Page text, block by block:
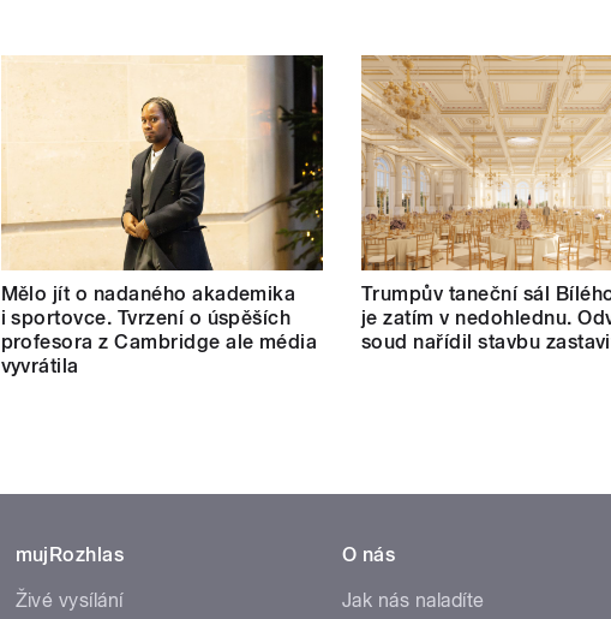
Mělo jít o nadaného akademika
i sportovce. Tvrzení o úspěších
profesora z Cambridge ale média
vyvrátila
Trumpův taneční sál
je zatím v nedohlednu.
soud nařídil stavbu
mujRozhlas
Živé vysílání
O nás
Jak nás naladíte